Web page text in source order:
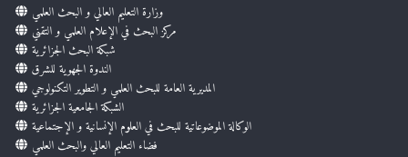
وزارة التعليم العالي و البحث العلمي
مركز البحث في الإعلام العلمي و التقني
شبكة البحث الجزائرية
الندوة الجهوية للشرق
المديرية العامة للبحث العلمي و التطوير التكنولوجي
الشبكة الجامعية الجزائرية
الوكالة الموضوعاتية للبحث في العلوم الإنسانية و الإجتماعية
فضاء التعليم العالي والبحث العلمي